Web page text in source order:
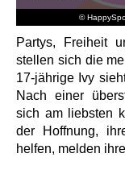
©
Partys, Freiheit
stellen sich die
17-jährige Ivy
Nach einer
sich am liebsten
der Hoffnung,
helfen, melden